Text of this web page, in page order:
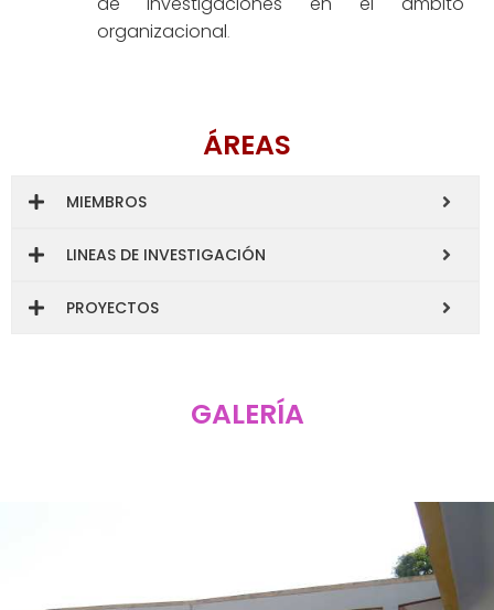
organizacional.
ÁREAS
MIEMBROS
LINEAS DE INVESTIGACIÓN
PROYECTOS
GALERÍA